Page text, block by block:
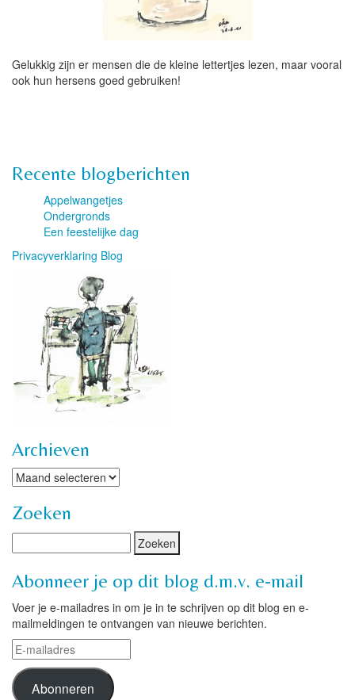
Gelukkig zijn er mensen die de kleine lettertjes lezen, maar vooral
ook hun hersens goed gebruiken!
Recente blogberichten
Appelwangetjes
Ondergronds
Een feestelijke dag
Privacyverklaring Blog
Archieven
Archieven
Zoeken
Abonneer je op dit blog d.m.v. e-mail
Voer je e-mailadres in om je in te schrijven op dit blog en e-
mailmeldingen te ontvangen van nieuwe berichten.
E-
mailadres
Abonneren